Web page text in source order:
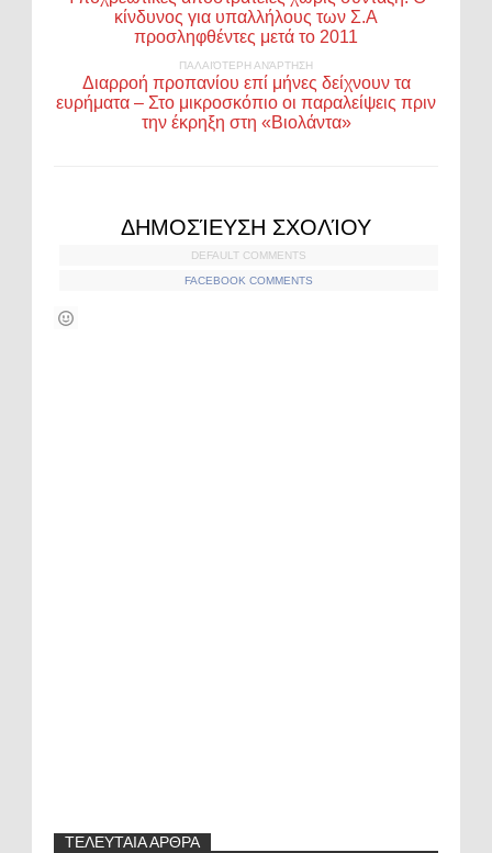
κίνδυνος για υπαλλήλους των Σ.Α
προσληφθέντες μετά το 2011
ΠΑΛΑΙΌΤΕΡΗ ΑΝΆΡΤΗΣΗ
Διαρροή προπανίου επί μήνες δείχνουν τα
ευρήματα – Στο μικροσκόπιο οι παραλείψεις πριν
την έκρηξη στη «Βιολάντα»
ΔΗΜΟΣΊΕΥΣΗ ΣΧΟΛΊΟΥ
DEFAULT COMMENTS
FACEBOOK COMMENTS
ΤΕΛΕΥΤΑΙΑ ΑΡΘΡΑ